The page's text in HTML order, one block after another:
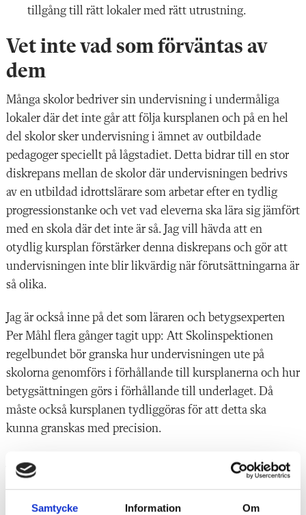
Samtycke Information Om
tillgång till rätt lokaler med rätt utrustning.
Vet inte vad som förväntas av
dem
Många skolor bedriver sin undervisning i undermåliga
lokaler där det inte går att följa kursplanen och på en hel
del skolor sker undervisning i ämnet av outbildade
pedagoger speciellt på lågstadiet. Detta bidrar till en stor
diskrepans mellan de skolor där undervisningen bedrivs
av en utbildad idrottslärare som arbetar efter en tydlig
progressionstanke och vet vad eleverna ska lära sig jämfört
med en skola där det inte är så. Jag vill hävda att en
otydlig kursplan förstärker denna diskrepans och gör att
undervisningen inte blir likvärdig när förutsättningarna är
så olika.
Jag är också inne på det som läraren och betygsexperten
Per Måhl flera gånger tagit upp: Att Skolinspektionen
regelbundet bör granska hur undervisningen ute på
skolorna genomförs i förhållande till kursplanerna och hur
betygsättningen görs i förhållande till underlaget. Då
måste också kursplanen tydliggöras för att detta ska
kunna granskas med precision.
Jag är definitivt inte ute efter någon återgång till de gamla
kursplanerna. Att undervisningen inte var likvärdig på